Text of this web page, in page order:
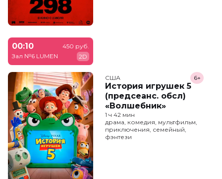
00:10
Зал №6 LUMEN
450 руб.
2D
США
История игрушек 5
(предсеанс. обсл)
«Волшебник»
6+
1 ч 42 мин
драма, комедия, мультфильм,
приключения, семейный,
фэнтези